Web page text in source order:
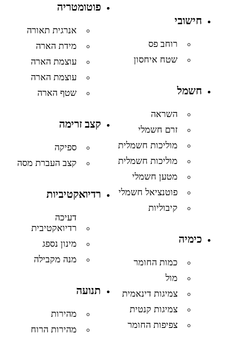
חישובי
רוחב פס
שטח איחסון
חשמל
השראה
זרם חשמלי
מוליכות חשמלית
מוליכות חשמלית
מטען חשמלי
פוטנציאל חשמלי
קיבוליות
כימיה
כמות החומר
מול
צמיגות דינאמית
צמיגות קנטית
צפיפות החומר
פוטומטריה
אנרגית תאורה
מידת הארה
עוצמת הארה
עוצמת הארה
שטף הארה
קצב זרימה
ספיקה
קצב העברת מסה
רדיואקטיביות
דעיכה
רדיואקטיבית
מינון נספג
מנה מקבילה
תנועה
מהירות
מהירות הרוח